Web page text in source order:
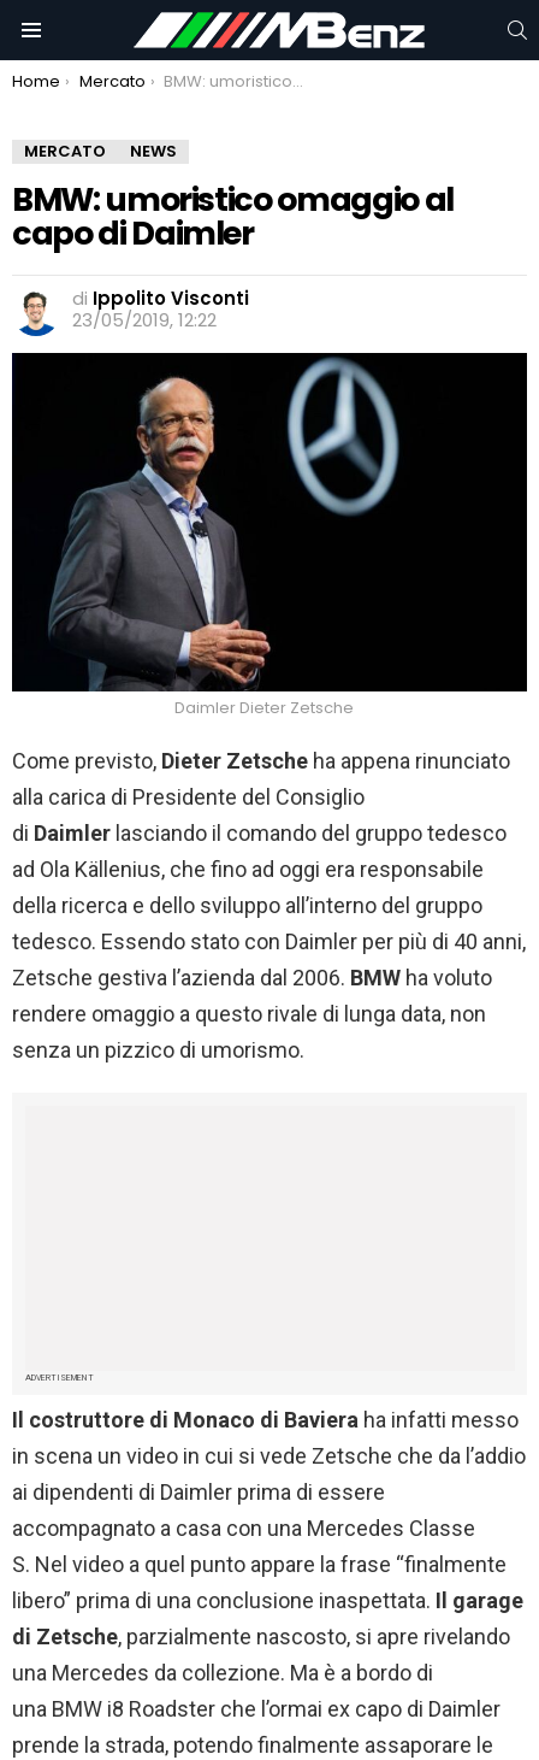
You are here:
Home Mercato BMW: umoristico omaggio al capo di Daimler
MERCATO NEWS
BMW: umoristico omaggio al
capo di Daimler
di Ippolito Visconti
23/05/2019, 12:22
Daimler Dieter Zetsche
Come previsto, Dieter Zetsche ha appena rinunciato
alla carica di Presidente del Consiglio
di Daimler lasciando il comando del gruppo tedesco
ad Ola Källenius, che fino ad oggi era responsabile
della ricerca e dello sviluppo all’interno del gruppo
tedesco. Essendo stato con Daimler per più di 40 anni,
Zetsche gestiva l’azienda dal 2006. BMW ha voluto
rendere omaggio a questo rivale di lunga data, non
senza un pizzico di umorismo.
ADVERTISEMENT
Il costruttore di Monaco di Baviera ha infatti messo
in scena un video in cui si vede Zetsche che da l’addio
ai dipendenti di Daimler prima di essere
accompagnato a casa con una Mercedes Classe
S. Nel video a quel punto appare la frase “finalmente
libero” prima di una conclusione inaspettata. Il garage
di Zetsche, parzialmente nascosto, si apre rivelando
una Mercedes da collezione. Ma è a bordo di
una BMW i8 Roadster che l’ormai ex capo di Daimler
prende la strada, potendo finalmente assaporare le